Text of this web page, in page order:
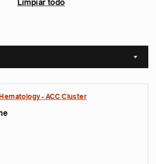
Limpiar todo
Sort
- ACC Cluster